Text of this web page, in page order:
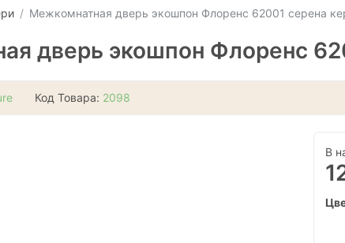
Межкомнатная дверь экошпон Флоренс 62001 серена
дверь экошпон Флоренс
Код Товара: 2098
В